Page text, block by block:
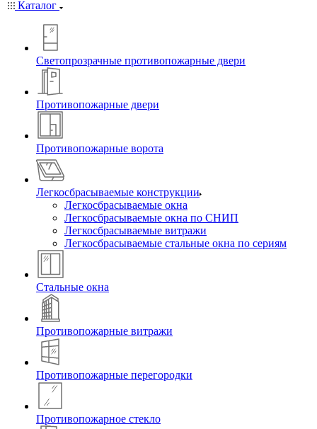
Каталог
Светопрозрачные противопожарные двери
Противопожарные двери
Противопожарные ворота
Легкосбрасываемые конструкции
Легкосбрасываемые окна
Легкосбрасываемые окна по СНИП
Легкосбрасываемые витражи
Легкосбрасываемые стальные окна по сериям
Стальные окна
Противопожарные витражи
Противопожарные перегородки
Противопожарное стекло